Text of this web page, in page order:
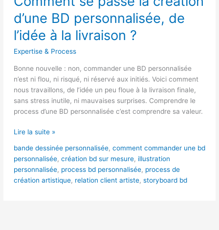
d’une BD personnalisée, de
l’idée à la livraison ?
Expertise & Process
Bonne nouvelle : non, commander une BD personnalisée
n’est ni flou, ni risqué, ni réservé aux initiés. Voici comment
nous travaillons, de l’idée un peu floue à la livraison finale,
sans stress inutile, ni mauvaises surprises. Comprendre le
process d’une BD personnalisée c’est comprendre sa valeur.
la
création
d’une
BD
livraison
Lire la suite »
bande dessinée personnalisée, comment commander une bd
personnalisée, création bd sur mesure, illustration
personnalisée, process bd personnalisée, process de
création artistique, relation client artiste, storyboard bd